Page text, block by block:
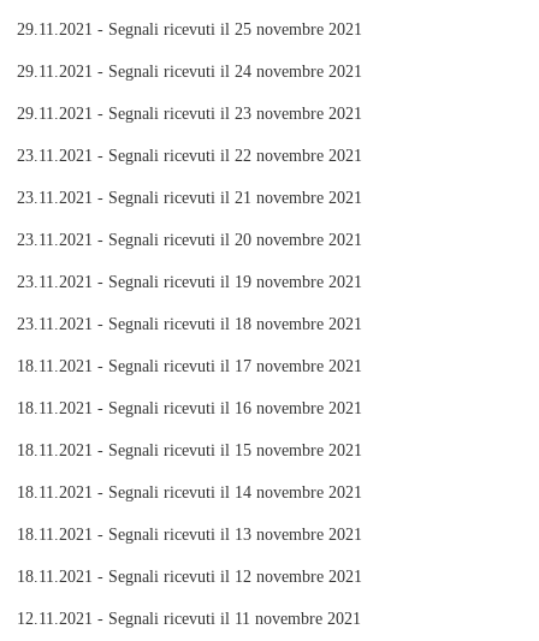
29.11.2021 - Segnali ricevuti il 25 novembre 2021
29.11.2021 - Segnali ricevuti il 24 novembre 2021
29.11.2021 - Segnali ricevuti il 23 novembre 2021
23.11.2021 - Segnali ricevuti il 22 novembre 2021
23.11.2021 - Segnali ricevuti il 21 novembre 2021
23.11.2021 - Segnali ricevuti il 20 novembre 2021
23.11.2021 - Segnali ricevuti il 19 novembre 2021
23.11.2021 - Segnali ricevuti il 18 novembre 2021
18.11.2021 - Segnali ricevuti il 17 novembre 2021
18.11.2021 - Segnali ricevuti il 16 novembre 2021
18.11.2021 - Segnali ricevuti il 15 novembre 2021
18.11.2021 - Segnali ricevuti il 14 novembre 2021
18.11.2021 - Segnali ricevuti il 13 novembre 2021
18.11.2021 - Segnali ricevuti il 12 novembre 2021
12.11.2021 - Segnali ricevuti il 11 novembre 2021